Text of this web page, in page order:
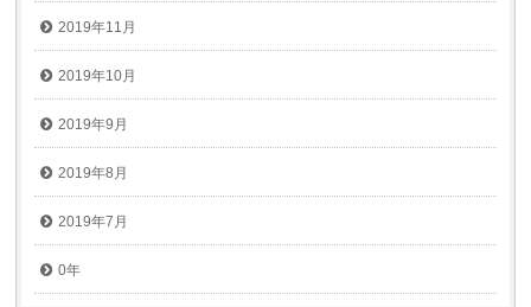
2019年11月
2019年10月
2019年9月
2019年8月
2019年7月
0年